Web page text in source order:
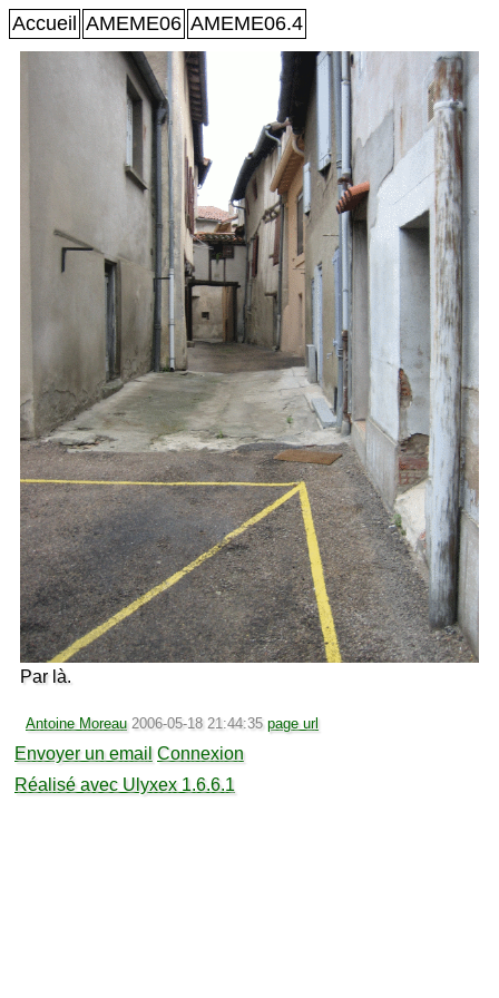
Accueil AMEME06 AMEME06.4
Par là.
Antoine Moreau 2006-05-18 21:44:35 page url
Envoyer un email Connexion
Réalisé avec Ulyxex 1.6.6.1